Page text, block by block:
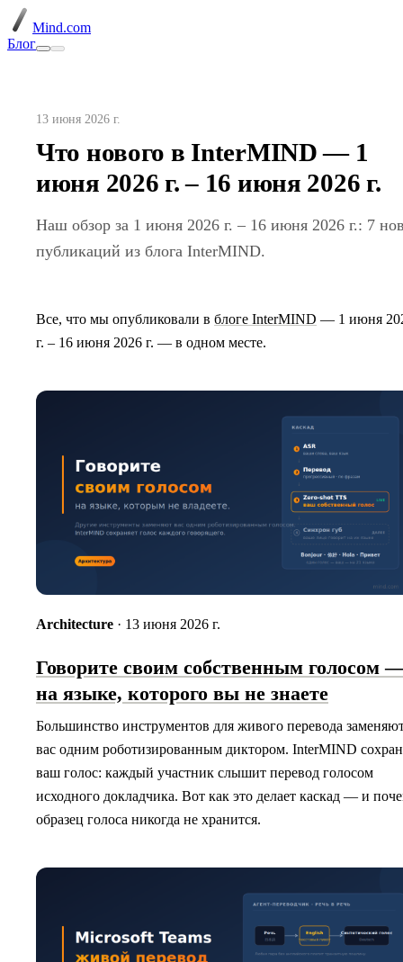
Mind.com
Блог
13 июня 2026 г.
Что нового в InterMIND — 1
июня 2026 г. – 16 июня 2026 г.
Наш обзор за 1 июня 2026 г. – 16 июня 2026 г.: 7
публикаций из блога InterMIND.
Все, что мы опубликовали в блоге InterMIND — 1 июня
г. – 16 июня 2026 г. — в одном месте.
Architecture · 13 июня 2026 г.
Говорите своим собственным голосом
на языке, которого вы не знаете
Большинство инструментов для живого перевода
вас одним роботизированным диктором. InterMIND
ваш голос: каждый участник слышит перевод голосом
исходного докладчика. Вот как это делает каскад — и
образец голоса никогда не хранится.